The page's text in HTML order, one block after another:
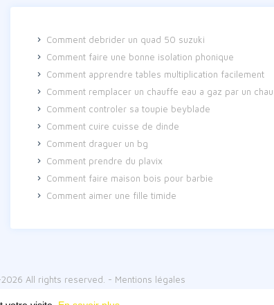
Comment debrider un quad 50 suzuki
Comment faire une bonne isolation phonique
Comment apprendre tables multiplication facilement
Comment remplacer un chauffe eau a gaz par un
Comment controler sa toupie beyblade
Comment cuire cuisse de dinde
Comment draguer un bg
Comment prendre du plavix
Comment faire maison bois pour barbie
Comment aimer une fille timide
All rights reserved. - Mentions légales